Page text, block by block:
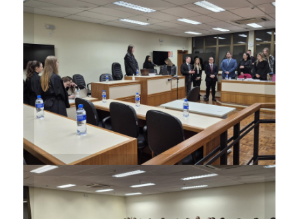
Iniciativa contou com a
participação do Juiz Marcos
Agostini; do Defensor Público
Leonardo Marcelo da Silva
Darde e do Promotor de
Justiça Fabrício Gustavo
Allegretti